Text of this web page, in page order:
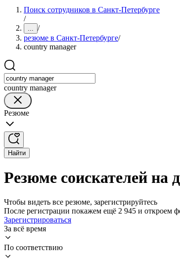
Поиск сотрудников в Санкт-Петербурге
/
... /
резюме в Санкт-Петербурге/
country manager
country manager
Резюме
Найти
Резюме соискателей на
Чтобы видеть все резюме, зарегистрируйтесь
После регистрации покажем ещё 2 945 и откроем
Зарегистрироваться
За всё время
По соответствию